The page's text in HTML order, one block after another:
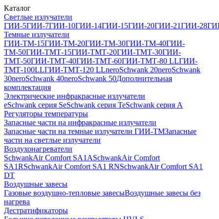
Каталог
Светлые излучатели
ГИИ-5ГИИ-7ГИИ-10ГИИ-14ГИИ-15ГИИ-20ГИИ-21ГИИ-28
Темные излучатели
ГИИ-ТМ-15ГИИ-ТМ-20ГИИ-ТМ-30ГИИ-ТМ-40ГИИ-
ТМ-50ГИИ-ТМТ-15ГИИ-ТМТ-20ГИИ-ТМТ-30ГИИ-
ТМТ-50ГИИ-ТМТ-40ГИИ-ТМТ-60ГИИ-ТМТ-80 LLГИИ-
ТМТ-100LLГИИ-ТМТ-120 LLneroSchwank 20neroSchwank
30neroSchwank 40neroSchwank 50Дополнительная
комплектация
Электрические инфракрасные излучатели
eSchwank серия SeSchwank серия TeSchwank серия A
Регуляторы температуры
Запасные части на инфракрасные излучатели
Запасные части на темные излучатели ГИИ-ТМЗапасные
части на светлые излучатели
Воздухонагреватели
SchwankAir Comfort SA1ASchwankAir Comfort
SA1RSchwankAir Comfort SA1 RNSchwankAir Comfort SA1
DT
Воздушные завесы
Газовые воздушно-тепловые завесыВоздушные завесы без
нагрева
Дестратификаторы